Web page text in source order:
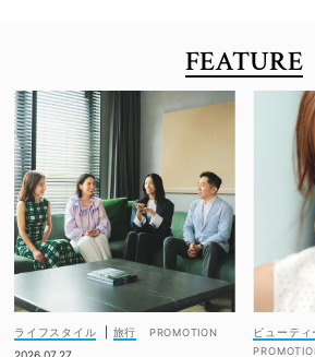
FEATURE
ライフスタイル
旅行
ビューティ